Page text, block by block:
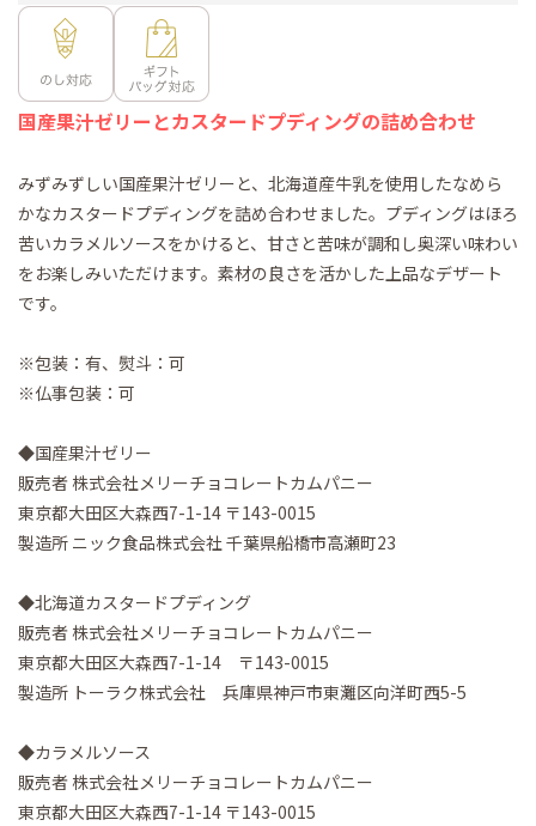
国産果汁ゼリーとカスタードプディングの詰め合わせ
みずみずしい国産果汁ゼリーと、北海道産牛乳を使用したなめら
かなカスタードプディングを詰め合わせました。プディングはほろ
苦いカラメルソースをかけると、甘さと苦味が調和し奥深い味わい
をお楽しみいただけます。素材の良さを活かした上品なデザート
です。
※包装：有、熨斗：可
※仏事包装：可
◆国産果汁ゼリー
販売者 株式会社メリーチョコレートカムパニー
東京都大田区大森西7-1-14 〒143-0015
製造所 ニック食品株式会社 千葉県船橋市高瀬町23
◆北海道カスタードプディング
販売者 株式会社メリーチョコレートカムパニー
東京都大田区大森西7-1-14 〒143-0015
製造所 トーラク株式会社 兵庫県神戸市東灘区向洋町西5-5
◆カラメルソース
販売者 株式会社メリーチョコレートカムパニー
東京都大田区大森西7-1-14 〒143-0015